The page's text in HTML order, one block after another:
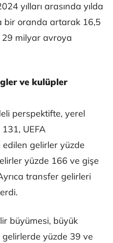
yılları arasında yılda
bir oranda artarak 16,5
milyar avroya
ve kulüpler
perspektifte, yerel
UEFA
gelirler yüzde
yüzde 166 ve gişe
transfer gelirleri
büyümesi, büyük
yüzde 39 ve